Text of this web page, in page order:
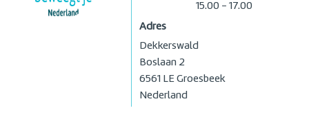
15.00 - 17.00
Adres
Dekkerswald
Boslaan 2
6561 LE Groesbeek
Nederland